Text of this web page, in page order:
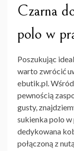
Czarna
polo w
Poszukując
warto zwrócić
ebutik.pl.
pewnością
gusty,
sukienka polo w
dedykowana
połączoną z